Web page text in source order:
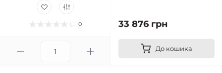
0 33 876 грн
До кошика